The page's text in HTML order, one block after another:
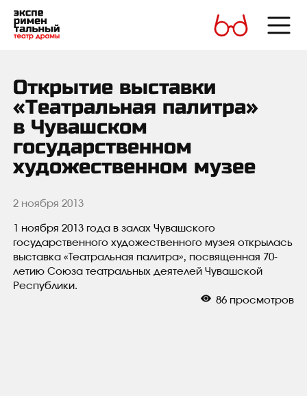
Открытие выставки
«Театральная палитра»
в Чувашском
государственном
художественном музее
2 ноября 2013
1 ноября 2013 года в залах Чувашского
государственного художественного музея открылась
выставка « Театральная палитра», посвященная 70-
летию Союза театральных деятелей Чувашской
Республики.
86 просмотров